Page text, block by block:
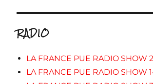
RADIO
LA FRANCE PUE RADIO SHOW
LA FRANCE PUE RADIO SHOW